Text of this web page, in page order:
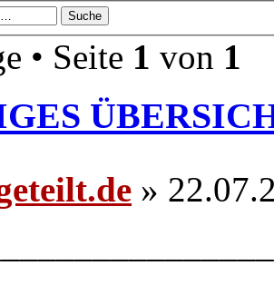
• Seite 1 von 1
»